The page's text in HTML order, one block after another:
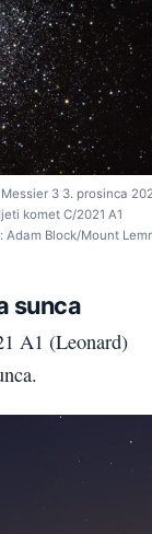
3 3. prosinca
komet C/2021 A1
Adam Block/Mount
sunca
A1 (Leonard)